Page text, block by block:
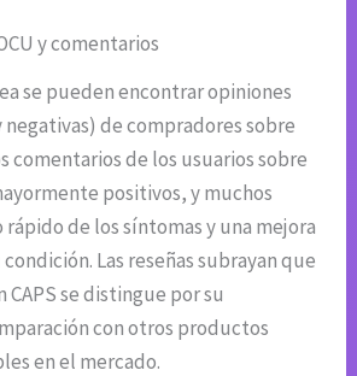
y comentarios
se pueden encontrar opiniones
negativas) de compradores sobre
comentarios de los usuarios sobre
positivos, y muchos
de los síntomas y una mejora
Las reseñas subrayan que
se distingue por su
con otros productos
en el mercado.